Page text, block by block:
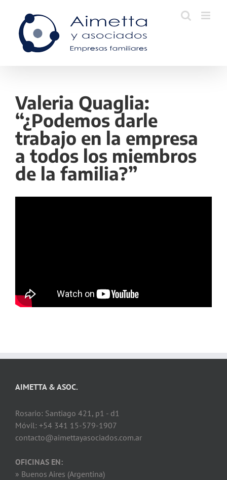
content
Valeria Quaglia:
“¿Podemos darle
trabajo en la empresa
a todos los miembros
de la familia?”
AIMETTA & ASOC.
Rosario: Santiago 421, p1 - d1
Móvil: +54 341 15-579-1907
contacto@aimettayasociados.com.ar
OFICINAS EN:
» Buenos Aires (Argentina)